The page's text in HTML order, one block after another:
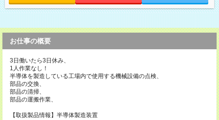
お仕事の概要
3日働いたら3日休み、
1人作業なし！
半導体を製造している工場内で使用する機械設備の点検、
部品の交換、
部品の清掃、
部品の運搬作業、
【取扱製品情報】半導体製造装置